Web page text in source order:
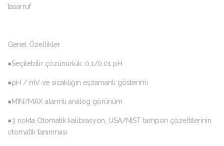
tasarruf
Genel Özellikler
●Seçilebilir çözünürlük: 0,1/0,01 pH
●pH / mV ve sıcaklığın eşzamanlı gösterimi
●MIN/MAX alarmlı analog görünüm
●3 nokta Otomatik kalibrasyon, USA/NIST tampon çözeltilerinin
otomatik tanınması